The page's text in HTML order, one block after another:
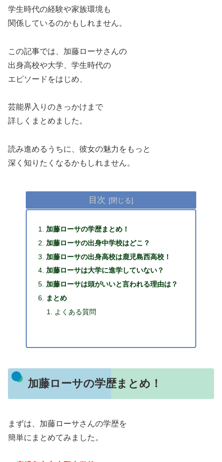
学生時代の経験や家族環境も
関係しているのかもしれません。
この記事では、加藤ローサさんの
出身高校や大学、学生時代の
エピソードをはじめ、
芸能界入りのきっかけまで
詳しくまとめました。
読み進めるうちに、彼女の魅力をもっと
深く知りたくなるかもしれません。
目次
加藤ローサの学歴まとめ！
加藤ローサの出身中学校はどこ？
加藤ローサの出身高校は鹿児島西高校！
加藤ローサは大学に進学していない？
加藤ローサは頭がいいと言われる理由は？
まとめ
よくある質問
加藤ローサの学歴まとめ！
まずは、加藤ローサさんの学歴を
簡単にまとめてみました。